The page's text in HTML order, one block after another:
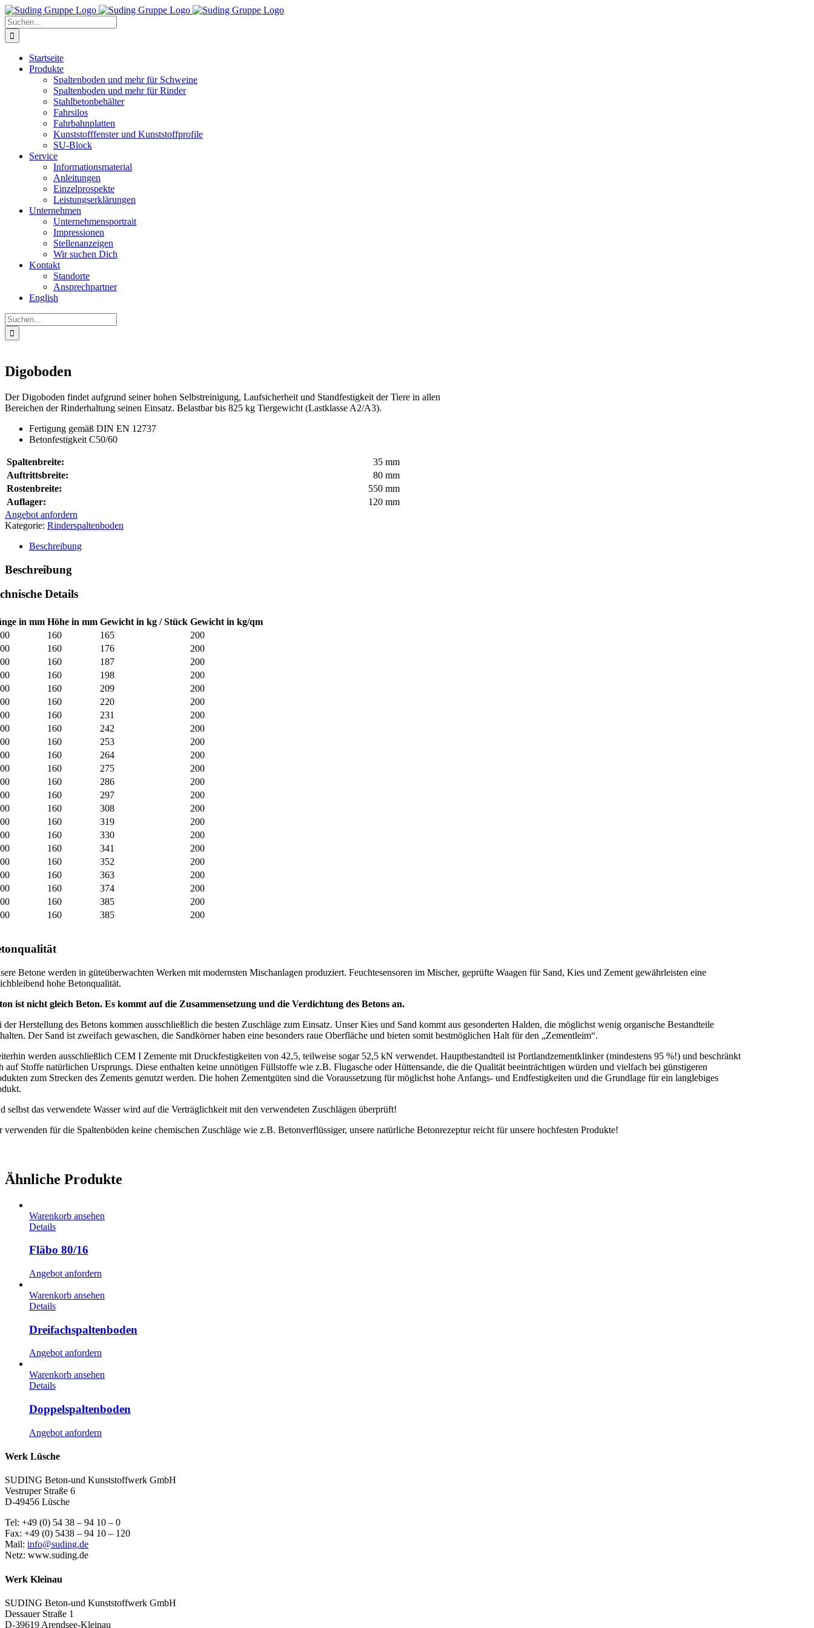
Zum
Inhalt
springen
Suche
nach:
Startseite
Produkte
Spaltenboden und mehr für Schweine
Spaltenboden und mehr für Rinder
Stahlbetonbehälter
Fahrsilos
Fahrbahnplatten
Kunststofffenster und Kunststoffprofile
SU-Block
Service
Informationsmaterial
Anleitungen
Einzelprospekte
Leistungserklärungen
Unternehmen
Unternehmensportrait
Impressionen
Stellenanzeigen
Wir suchen Dich
Kontakt
Standorte
Ansprechpartner
English
Suche
nach:
Digoboden
Der Digoboden findet aufgrund seiner hohen Selbstreinigung, Laufsicherheit und Standfestigkeit der Tiere in allen
Bereichen der Rinderhaltung seinen Einsatz. Belastbar bis 825 kg Tiergewicht (Lastklasse A2/A3).
Fertigung gemäß DIN EN 12737
Betonfestigkeit C50/60
Spaltenbreite:
35 mm
Auftrittsbreite:
80 mm
Rostenbreite:
550 mm
Auflager:
120 mm
Angebot anfordern
Kategorie: Rinderspaltenboden
Beschreibung
Beschreibung
Details
in mm Höhe in mm Gewicht in kg / Stück Gewicht in kg/qm
160 165
200
160 176
200
160 187
200
160 198
200
160 209
200
160 220
200
160 231
200
160 242
200
160 253
200
160 264
200
160 275
200
160 286
200
160 297
200
160 308
200
160 319
200
160 330
200
160 341
200
160 352
200
160 363
200
160 374
200
160 385
200
160 385 200
Betone werden in güteüberwachten Werken mit modernsten Mischanlagen produziert. Feuchtesensoren im Mischer, geprüfte Waagen für Sand, Kies und Zement gewährleisten eine
hohe Betonqualität.
ist nicht gleich Beton. Es kommt auf die Zusammensetzung und die Verdichtung des Betons an.
der Herstellung des Betons kommen ausschließlich die besten Zuschläge zum Einsatz. Unser Kies und Sand kommt aus gesonderten Halden, die möglichst wenig organische Bestandteile
Der Sand ist zweifach gewaschen, die Sandkörner haben eine besonders raue Oberfläche und bieten somit bestmöglichen Halt für den „Zementleim“.
werden ausschließlich CEM I Zemente mit Druckfestigkeiten von 42,5, teilweise sogar 52,5 kN verwendet. Hauptbestandteil ist Portlandzementklinker (mindestens 95 %!) und beschränkt
auf Stoffe natürlichen Ursprungs. Diese enthalten keine unnötigen Füllstoffe wie z.B. Flugasche oder Hüttensande, die die Qualität beeinträchtigen würden und vielfach bei günstigeren
zum Strecken des Zements genutzt werden. Die hohen Zementgüten sind die Voraussetzung für möglichst hohe Anfangs- und Endfestigkeiten und die Grundlage für ein langlebiges
selbst das verwendete Wasser wird auf die Verträglichkeit mit den verwendeten Zuschlägen überprüft!
verwenden für die Spaltenböden keine chemischen Zuschläge wie z.B. Betonverflüssiger, unsere natürliche Betonrezeptur reicht für unsere hochfesten Produkte!
Ähnliche Produkte
Warenkorb ansehen
Details
Fläbo 80/16
Angebot anfordern
Warenkorb ansehen
Details
Dreifachspaltenboden
Angebot anfordern
Warenkorb ansehen
Details
Doppelspaltenboden
Angebot anfordern
Werk Lüsche
SUDING Beton-und Kunststoffwerk GmbH
Vestruper Straße 6
D-49456 Lüsche
Tel: +49 (0) 54 38 – 94 10 – 0
Fax: +49 (0) 5438 – 94 10 – 120
Mail: info@suding.de
Netz: www.suding.de
Werk Kleinau
SUDING Beton-und Kunststoffwerk GmbH
Dessauer Straße 1
D-39619 Arendsee-Kleinau